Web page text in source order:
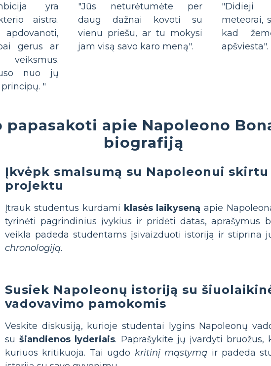
yra
aistra.
gerus ar
veiksmus.
nuo jų
"
"Jūs neturėtumėte per
daug dažnai kovoti su
vienu priešu, ar tu mokysi
jam visą savo karo meną".
"Didieji
meteorai,
kad
apšviesta".
papasakoti apie Napoleono
biografiją
Įkvėpk smalsumą su Napoleonui skirtu
projektu
Įtrauk studentus kurdami klasės laikyseną apie
tyrinėti pagrindinius įvykius ir pridėti datas, aprašymus
veikla padeda studentams įsivaizduoti istoriją ir stiprina
chronologiją.
Susiek Napoleonų istoriją su
vadovavimo pamokomis
Veskite diskusiją, kurioje studentai lygins Napoleonų
sušiandienos lyderiais. Paprašykite jų įvardyti bruožus,
kuriuos kritikuoja. Tai ugdo kritinį mąstymą ir padeda